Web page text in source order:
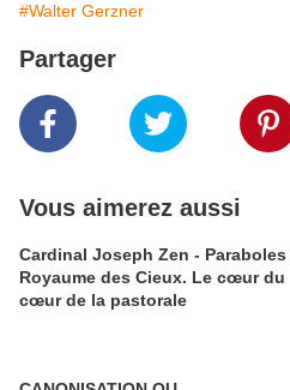
#Walter Gerzner
Partager
Vous aimerez aussi
Cardinal Joseph Zen - Paraboles
Royaume des Cieux. Le cœur du
cœur de la pastorale